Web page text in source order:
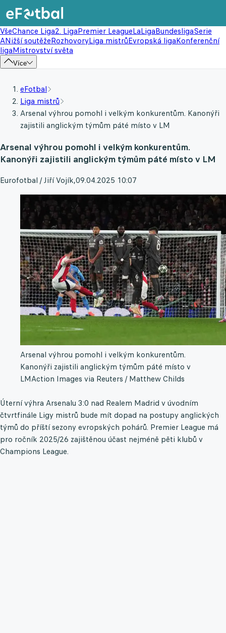
VšeChance Liga2. LigaPremier LeagueLaLigaBundesligaSerie
ANižší soutěžeRozhovoryLiga mistrůEvropská ligaKonferenční
ligaMistrovství světa
Více
eFotbal
Liga mistrů
Arsenal výhrou pomohl i velkým konkurentům. Kanonýři
zajistili anglickým týmům páté místo v LM
Arsenal výhrou pomohl i velkým konkurentům.
Kanonýři zajistili anglickým týmům páté místo v LM
Eurofotbal / Jiří Vojík,09.04.2025 10:07
Arsenal výhrou pomohl i velkým konkurentům.
Kanonýři zajistili anglickým týmům páté místo v
LMAction Images via Reuters / Matthew Childs
Úterní výhra Arsenalu 3:0 nad Realem Madrid v úvodním
čtvrtfinále Ligy mistrů bude mít dopad na postupy anglických
týmů do příští sezony evropských pohárů. Premier League má
pro ročník 2025/26 zajištěnou účast nejméně pěti klubů v
Champions League.